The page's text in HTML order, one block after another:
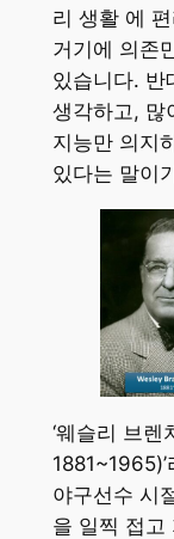
리 생활 에
거기에 의존
있습니다. 반
생각하고, 많
지능만 의지
있다는 말이
‘웨슬리 브
야구선수 시
을 일찍 접고